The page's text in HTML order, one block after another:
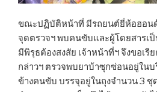
ขณะปฏิบัติหน้าที่ มีรถยนต์ยี่ห้อฮอนด้
จุดตรวจฯ พบคนขับและผู้โดยสารเ
มีพิรุธต้องสงสัย เจ้าหน้าที่ฯ จึงขอเ
กล่าวฯ ตรวจพบยาบ้าซุกซ่อนอยู่ในบ
ข้างคนขับ บรรจุอยู่ในถุงจำนวน 3 ชุ